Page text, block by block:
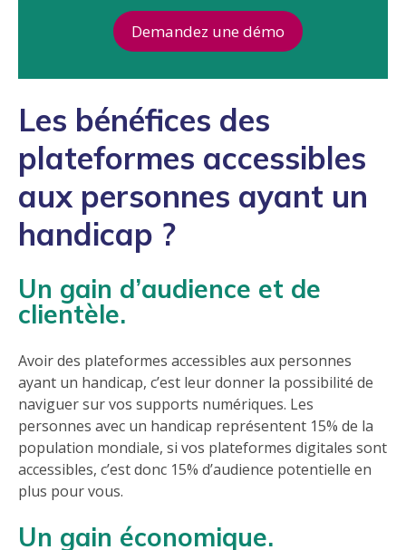
Demandez une démo
Les bénéfices des
plateformes accessibles
aux personnes ayant un
handicap ?
Un gain d’audience et de
clientèle.
Avoir des plateformes accessibles aux personnes
ayant un handicap, c’est leur donner la possibilité de
naviguer sur vos supports numériques. Les
personnes avec un handicap représentent 15% de la
population mondiale, si vos plateformes digitales sont
accessibles, c’est donc 15% d’audience potentielle en
plus pour vous.
Un gain économique.